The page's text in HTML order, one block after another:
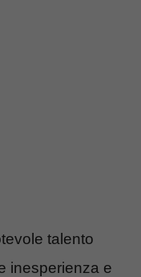
talento
inesperienza e